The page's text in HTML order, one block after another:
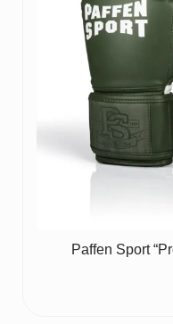
Paffen Sport